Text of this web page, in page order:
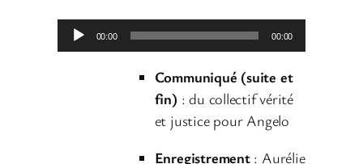
e
00:00 00:00
Communiqué (suite et
fin) : du collectif vérité
et justice pour Angelo
Enregistrement : Aurélie